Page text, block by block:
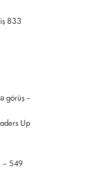
833
görüş –
Up
– 549